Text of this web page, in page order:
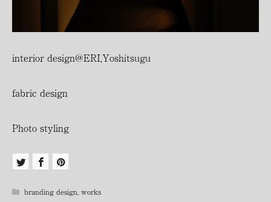
interior design@ERI,Yoshitsugu
fabric design
Photo styling
branding design, works